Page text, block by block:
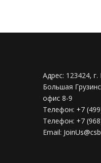
Адрес: 123424,
Большая
офис 8-9
Телефон: +7
Телефон: +7
Email: